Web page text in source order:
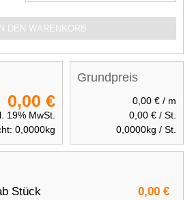
DEN WARENKORB
Stück 0,00 €
Grundpreis
0,00 €/ m
0,00 €/ St.
0,0000kg / St.
0,00 €
19% MwSt.
0,0000kg